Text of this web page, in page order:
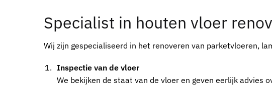
Specialist in houten vloer
Wij zijn gespecialiseerd in het renoveren van parketvloeren,
Inspectie van de vloer
We bekijken de staat van de vloer en geven eerlijk advies